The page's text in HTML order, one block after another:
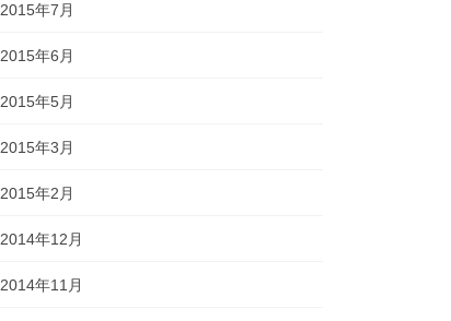
2015年7月
2015年6月
2015年5月
2015年3月
2015年2月
2014年12月
2014年11月